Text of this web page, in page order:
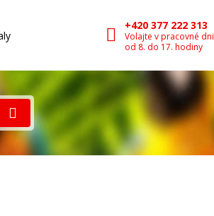
+420 377 222 313
Volajte v pracovné dni
od 8. do 17. hodiny